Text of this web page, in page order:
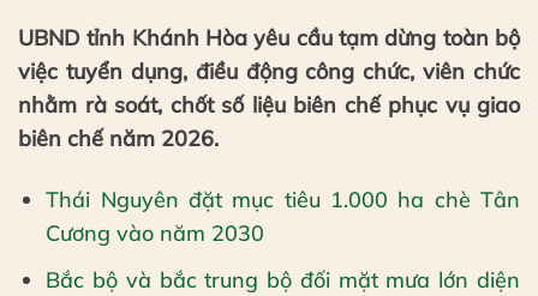
UBND tỉnh Khánh Hòa yêu cầu tạm dừng toàn bộ
việc tuyển dụng, điều động công chức, viên chức
nhằm rà soát, chốt số liệu biên chế phục vụ giao
biên chế năm 2026.
Thái Nguyên đặt mục tiêu 1.000 ha chè Tân
Cương vào năm 2030
Bắc bộ và bắc trung bộ đối mặt mưa lớn diện